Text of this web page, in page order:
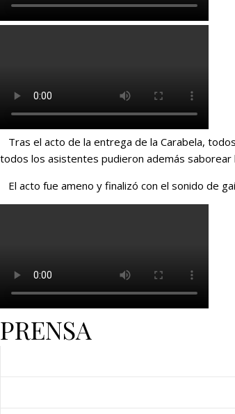
Tras el acto de la entrega de la Carabela,
todos los asistentes pudieron además saborear
El acto fue ameno y finalizó con el sonido de
PRENSA